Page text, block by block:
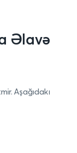
Əlavə
Aşağıdakı